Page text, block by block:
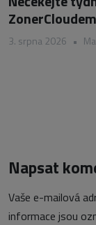
3. srpna 2026 •
Napsat
Vaše e-mailová
informace jsou